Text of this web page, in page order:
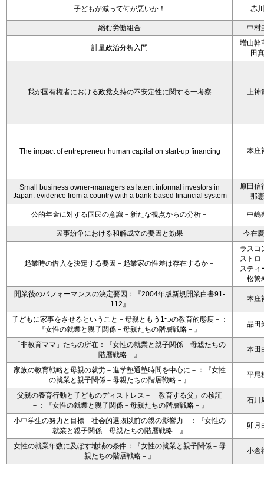
子どもが減って何が悪いか！ 赤
縮む労働組合 中村
計量政治分析入門
増山幹
田
我が国有権者における政党支持の不安定性に関する一考察 上神
The impact of entrepreneur human capital on start-up financing 本庄
Small business owner-managers as latent informal investors in
Japan: evidence from a country with a bank-based financial system
原田信
那
公的年金に対する国民の意識－新たな視点からの分析－ 中嶋
民事紛争における和解成立の要因と効果 今在
起業時の借入を決定する要因－起業家の性差は存在するか－
ラスコ
ストロ
スティ
松繁
開業後のパフォーマンスの決定要因：『2004年版新規開業白書91-
112』
本庄
子どもに家事をさせるということ－母親ともう1つの教育的態度－：
『女性の就業と親子関係－母親たちの階層戦略－』
品田
「非教育ママ」たちの所在：『女性の就業と親子関係－母親たちの
階層戦略－』
本田
家族の教育戦略と母親の就労－進学塾通塾時間を中心に－：『女性
の就業と親子関係－母親たちの階層戦略－』
平尾
父親の養育行動と子どものディストレス－「教育する父」の検証
－：『女性の就業と親子関係－母親たちの階層戦略－』
石川
小中学生の努力と目標－社会的選抜以前の親の影響力－：『女性の
就業と親子関係－母親たちの階層戦略－』
卯月
女性の就業年数に及ぼす地域の条件：『女性の就業と親子関係－母
親たちの階層戦略－』
小倉